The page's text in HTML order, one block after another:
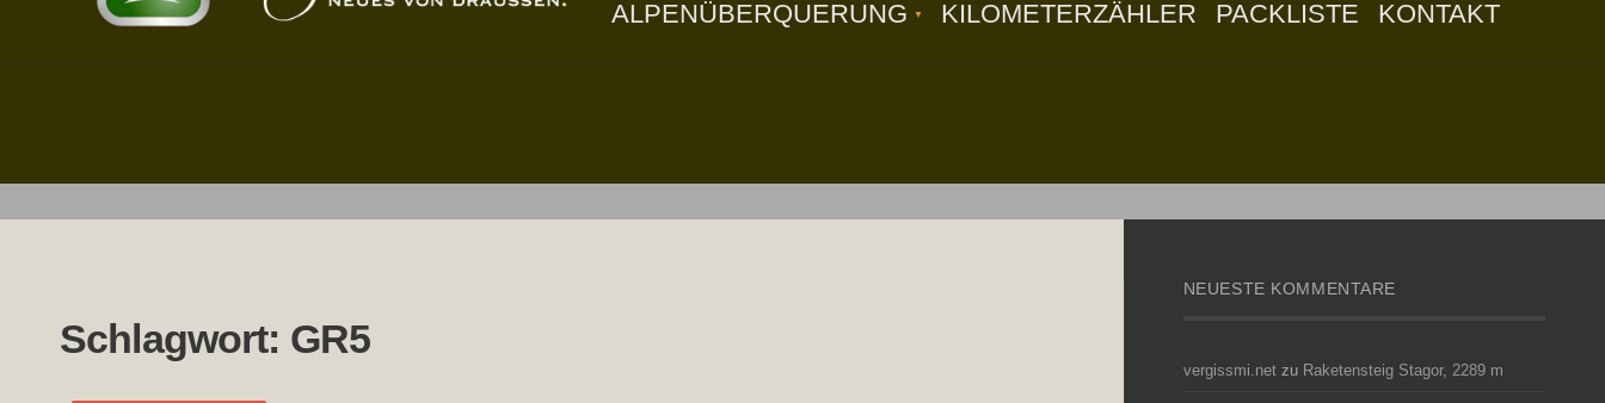
ALPENÜBERQUERUNG KILOMETERZÄHLER PACKLISTE KONTAKT
Schlagwort: GR5
NEUESTE KOMMENTARE
vergissmi.netzu Raketensteig Stagor, 2289 m